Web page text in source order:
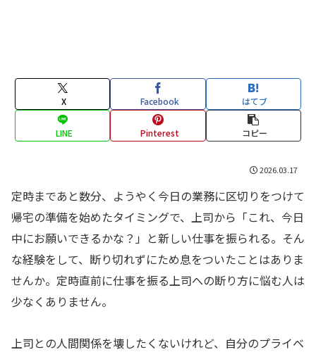
X Facebook はてブ
LINE Pinterest コピー
2026.03.17
定時まであと数分、ようやく今日の業務に区切りをつけて
帰宅の準備を始めたタイミングで、上司から「これ、今日
中にお願いできるかな？」と新しい仕事を振られる。そん
な経験をして、断り切れずにため息をついたことはありま
せんか。定時直前に仕事を振る上司への断り方に悩む人は
少なくありません。
上司との人間関係を壊したくないけれど、自分のプライベ